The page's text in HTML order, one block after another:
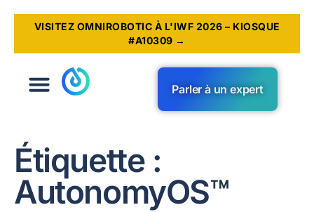
VISITEZ OMNIROBOTIC À L'IWF 2026 – KIOSQUE
#A10309 →
Parler à un expert
Étiquette :
AutonomyOS™